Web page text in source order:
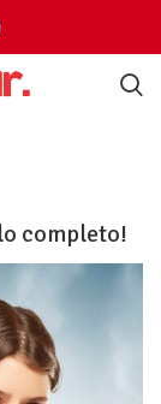
completo!